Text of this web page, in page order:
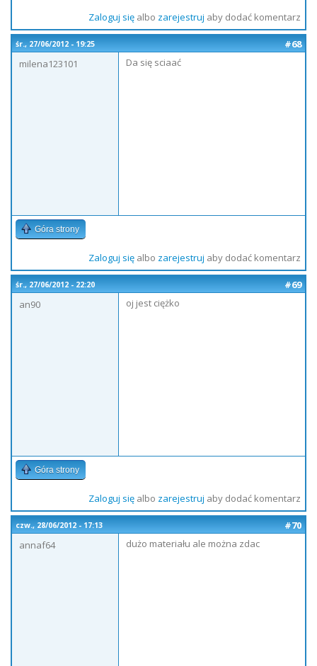
Zaloguj sięalbo zarejestruj aby dodać komentarz
śr., 27/06/2012 - 19:25
#68
milena123101
Da się sciaać
Góra strony
Zaloguj sięalbo zarejestruj aby dodać komentarz
śr., 27/06/2012 - 22:20
#69
an90
oj jest ciężko
Góra strony
Zaloguj sięalbo zarejestruj aby dodać komentarz
czw., 28/06/2012 - 17:13
#70
annaf64
dużo materiału ale można zdac